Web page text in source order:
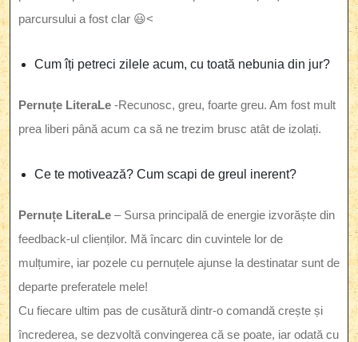
parcursului a fost clar 😃<
Cum îți petreci zilele acum, cu toată nebunia din jur?
Pernuțe LiteraLe -Recunosc, greu, foarte greu. Am fost mult
prea liberi până acum ca să ne trezim brusc atât de izolați.
Ce te motivează? Cum scapi de greul inerent?
Pernuțe LiteraLe – Sursa principală de energie izvorăște din
feedback-ul clienților. Mă încarc din cuvintele lor de
mulțumire, iar pozele cu pernuțele ajunse la destinatar sunt de
departe preferatele mele!
Cu fiecare ultim pas de cusătură dintr-o comandă crește și
încrederea, se dezvoltă convingerea că se poate, iar odată cu